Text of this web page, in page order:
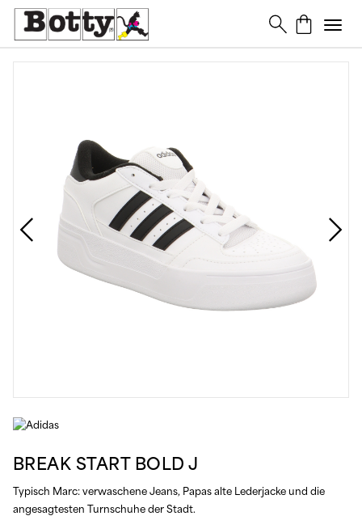
BREAK START BOLD J
Typisch Marc: verwaschene Jeans, Papas alte Lederjacke und die
angesagtesten Turnschuhe der Stadt.